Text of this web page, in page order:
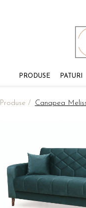
PRODUSE PATURI
Produse / Canapea